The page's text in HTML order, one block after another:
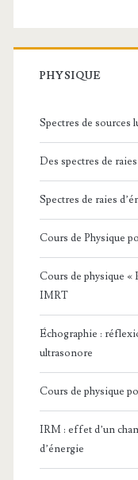
PHYSIQUE
Spectres de sources
Des spectres de
Spectres de raies
Cours de Physique
Cours de physique «
IMRT
Échographie :
ultrasonore
Cours de physique
IRM : effet d’un
d’énergie